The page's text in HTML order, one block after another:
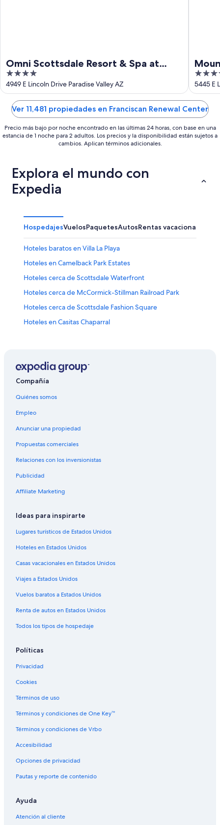
Omni Scottsdale Resort & Spa at
Montelucia
4
out
of
4949 E Lincoln Drive Paradise Valley AZ
4.5
out
of
5
5445 E
Ver 11,481 propiedades en Franciscan Renewal Center
Precio más bajo por noche encontrado en las últimas 24 horas, con base en una
estancia de 1 noche para 2 adultos. Los precios y la disponibilidad están sujetos a
cambios. Aplican términos adicionales.
Explora el mundo con
Expedia
HospedajesVuelosPaquetesAutosRentas vacacionales
Hoteles baratos en Villa La Playa
Hoteles en Camelback Park Estates
Hoteles cerca de Scottsdale Waterfront
Hoteles cerca de McCormick-Stillman Railroad Park
Hoteles cerca de Scottsdale Fashion Square
Hoteles en Casitas Chaparral
Hoteles baratos en Villa Antigua
Hoteles baratos en Park Lane
Hoteles cerca de Arizona Canal
Hilton Hotels en Hacienda Allenada
Hoteles en Hacienda Allenada
Hoteles todo incluido en Paradise Valley
Hoteles con alberca en Paradise Valley
Hoteles en Phoenix
Hoteles de lujo en Glencoe Highlands
Hoteles de Omni en Laguna San Juan
Hoteles cerca de McCormick Ranch Golf Club
Hoteles en Fashion Square
Casas vacacionales en Scottsdale
Resorts en Scottsdale
Compañía
Quiénes somos
Empleo
Anunciar una propiedad
Propuestas comerciales
Relaciones con los inversionistas
Publicidad
Affiliate Marketing
Ideas para inspirarte
Lugares turísticos de Estados Unidos
Hoteles en Estados Unidos
Casas vacacionales en Estados Unidos
Viajes a Estados Unidos
Vuelos baratos a Estados Unidos
Renta de autos en Estados Unidos
Todos los tipos de hospedaje
Políticas
Privacidad
Cookies
Términos de uso
Términos y condiciones de One Key™
Términos y condiciones de Vrbo
Accesibilidad
Opciones de privacidad
Pautas y reporte de contenido
Ayuda
Atención al cliente